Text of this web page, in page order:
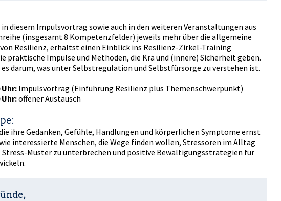
diesem Impulsvortrag sowie auch in den weiteren Veranstaltungen aus
(insgesamt 8 Kompetenzfelder) jeweils mehr über die allgemeine
Resilienz, erhältst einen Einblick ins Resilienz-Zirkel-Training
praktische Impulse und Methoden, die Kraft und (innere) Sicherheit geben.
darum, was unter Selbstregulation und Selbstfürsorge zu verstehen ist.
Uhr: Impulsvortrag (Einführung Resilienz plus Themenschwerpunkt)
Uhr:offener Austausch
ihre Gedanken, Gefühle, Handlungen und körperlichen Symptome ernst
interessierte Menschen, die Wege finden wollen, Stressoren im Alltag
Stress-Muster zu unterbrechen und positive Bewältigungsstrategien für